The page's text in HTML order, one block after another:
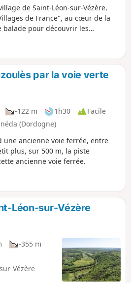
de Saint-Léon-sur-Vézère,
de France", au cœur de la
balade pour découvrir les
par la voie verte
-122 m 1h30
Facile
(Dordogne)
une ancienne voie ferrée, entre
plus, sur 500 m, la piste
ancienne voie ferrée.
Léon-sur-Vézère
-355 m
Vézère